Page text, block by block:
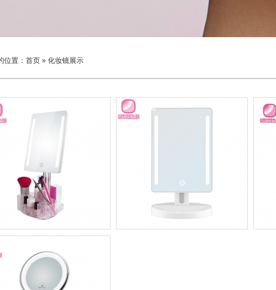
位置： 首页 » 化妆镜展示